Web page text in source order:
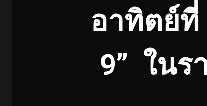
อาทิตย์ที่
9” ในร